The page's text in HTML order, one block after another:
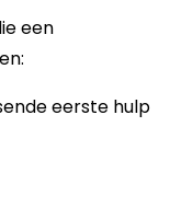
een
eerste hulp